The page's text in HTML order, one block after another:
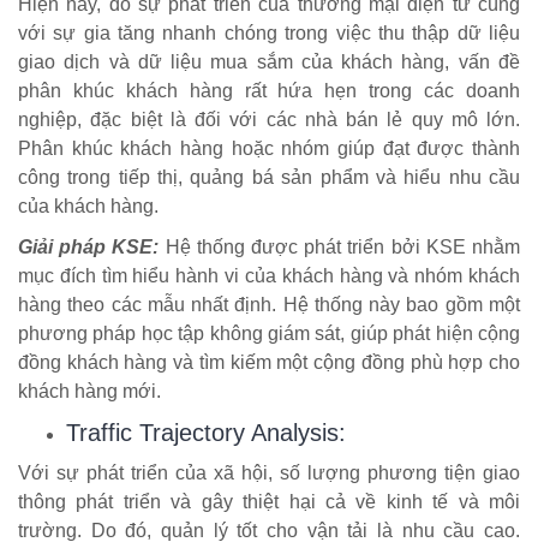
Hiện nay, do sự phát triển của thương mại điện tử cùng
với sự gia tăng nhanh chóng trong việc thu thập dữ liệu
giao dịch và dữ liệu mua sắm của khách hàng, vấn đề
phân khúc khách hàng rất hứa hẹn trong các doanh
nghiệp, đặc biệt là đối với các nhà bán lẻ quy mô lớn.
Phân khúc khách hàng hoặc nhóm giúp đạt được thành
công trong tiếp thị, quảng bá sản phẩm và hiểu nhu cầu
của khách hàng.
Giải pháp KSE: Hệ thống được phát triển bởi KSE nhằm
mục đích tìm hiểu hành vi của khách hàng và nhóm khách
hàng theo các mẫu nhất định. Hệ thống này bao gồm một
phương pháp học tập không giám sát, giúp phát hiện cộng
đồng khách hàng và tìm kiếm một cộng đồng phù hợp cho
khách hàng mới.
Traffic Trajectory Analysis:
Với sự phát triển của xã hội, số lượng phương tiện giao
thông phát triển và gây thiệt hại cả về kinh tế và môi
trường. Do đó, quản lý tốt cho vận tải là nhu cầu cao.